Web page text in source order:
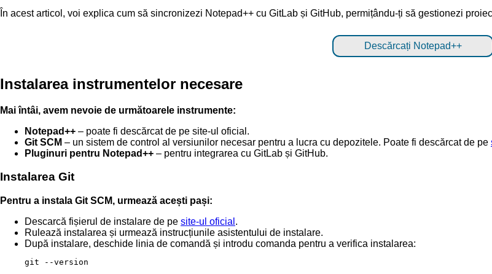
În acest articol, voi explica cum să sincronizezi Notepad++ cu GitLab și GitHub, permițându-ți să gestionezi
Descărcați Notepad++
Instalarea instrumentelor necesare
Mai întâi, avem nevoie de următoarele instrumente:
Notepad++ – poate fi descărcat de pe site-ul oficial.
Git SCM – un sistem de control al versiunilor necesar pentru a lucra cu depozitele. Poate fi descărcat de pe
Pluginuri pentru Notepad++ – pentru integrarea cu GitLab și GitHub.
Instalarea Git
Pentru a instala Git SCM, urmează acești pași:
Descarcă fișierul de instalare de pe site-ul oficial .
Rulează instalarea și urmează instrucțiunile asistentului de instalare.
După instalare, deschide linia de comandă și introdu comanda pentru a verifica instalarea:
git --version